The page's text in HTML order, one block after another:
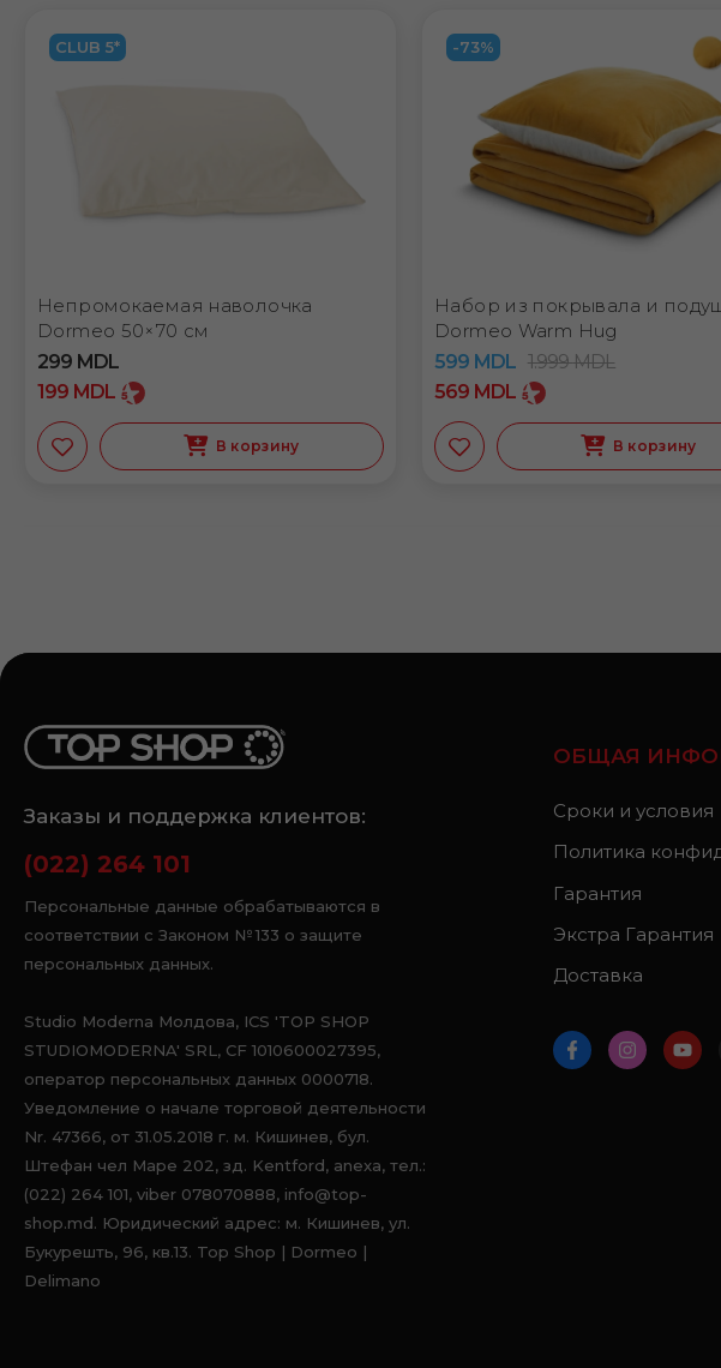
CLUB 5*
Непромокаемая наволочка
Dormeo 50×70 см
299 MDL
199 MDL
В корзину
-73%
Набор из покрывала и
Dormeo Warm Hug
599 MDL 1.999MDL
569 MDL
В корзину
Заказы и поддержка клиентов:
(022) 264 101
Персональные данные обрабатываются в
соответствии с Законом № 133 о защите
персональных данных.
Studio Moderna Молдова, ICS 'TOP SHOP
STUDIOMODERNA' SRL, CF 1010600027395,
оператор персональных данных 0000718.
Уведомление о начале торговой деятельности
Nr. 47366, от 31.05.2018 г. м. Кишинев, бул.
Штефан чел Маре 202, зд. Kentford, anexa, тел.:
(022) 264 101, viber 078070888, info@top-
shop.md. Юридический адрес: м. Кишинев, ул.
Букурешть, 96, кв.13. Top Shop | Dormeo |
Delimano
ОБЩАЯ
Сроки и условия
Политика
Гарантия
Экстра Гарантия
Доставка